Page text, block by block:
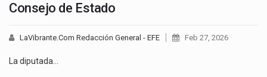
Consejo de Estado
LaVibrante.Com Redacción General - EFE Feb 27, 2026
La diputada…